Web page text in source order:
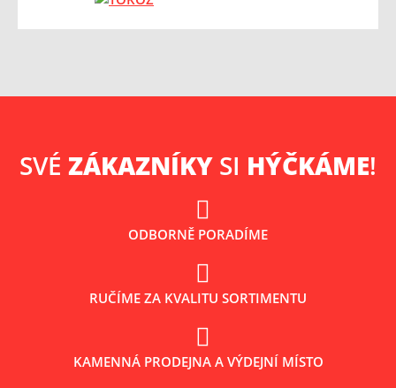
SVÉ ZÁKAZNÍKY SI HÝČKÁME!
ODBORNĚ PORADÍME
RUČÍME ZA KVALITU SORTIMENTU
KAMENNÁ PRODEJNA A VÝDEJNÍ MÍSTO